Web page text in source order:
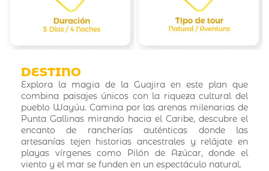
DESTINO
Explora la magia de la Guajira en este plan que
combina paisajes únicos con la riqueza cultural del
pueblo Wayúu. Camina por las arenas milenarias de
Punta Gallinas mirando hacia el Caribe, descubre el
encanto de rancherías auténticas donde las
artesanías tejen historias ancestrales y relájate en
playas vírgenes como Pilón de Azúcar, donde el
viento y el mar se funden en un espectáculo natural.